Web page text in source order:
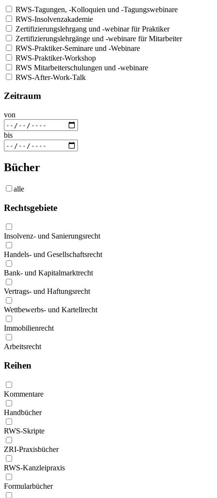
RWS-Tagungen, -Kolloquien und -Tagungswebinare
RWS-Insolvenzakademie
Zertifizierungslehrgang und -webinar für Praktiker
Zertifizierungslehrgänge und -webinare für Mitarbeiter
RWS-Praktiker-Seminare und -Webinare
RWS-Praktiker-Workshop
RWS Mitarbeiterschulungen und -webinare
RWS-After-Work-Talk
Zeitraum
von
bis
Bücher
alle
Rechtsgebiete
Insolvenz- und Sanierungsrecht
Handels- und Gesellschaftsrecht
Bank- und Kapitalmarktrecht
Vertrags- und Haftungsrecht
Wettbewerbs- und Kartellrecht
Immobilienrecht
Arbeitsrecht
Reihen
Kommentare
Handbücher
RWS-Skripte
ZRI-Praxisbücher
RWS-Kanzleipraxis
Formularbücher